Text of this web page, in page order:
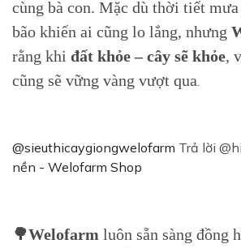
cùng bà con. Mặc dù thời tiết
bão khiến ai cũng lo lắng, nhưng
rằng khi đất khỏe – cây sẽ khỏe,
cũng sẽ vững vàng vượt qua
@sieuthicaygiongwelofarm Trả lời
nền - Welofarm Shop
🌳Welofarm luôn sẵn sàng đồng